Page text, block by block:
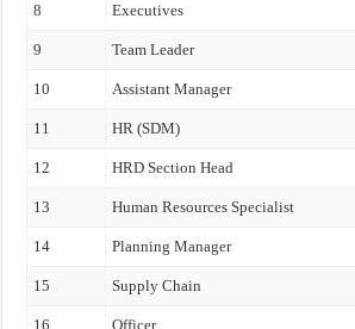
8 Executives
9 Team Leader
10 Assistant Manager
11 HR (SDM)
12 HRD Section Head
13 Human Resources Specialist
14 Planning Manager
15 Supply Chain
16 Officer